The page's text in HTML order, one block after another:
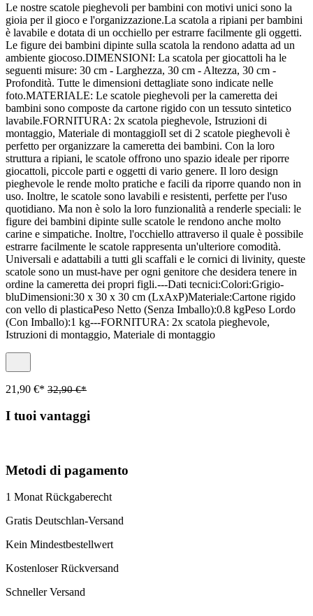
Le nostre scatole pieghevoli per bambini con motivi unici sono la
gioia per il gioco e l'organizzazione.La scatola a ripiani per bambini
è lavabile e dotata di un occhiello per estrarre facilmente gli oggetti.
Le figure dei bambini dipinte sulla scatola la rendono adatta ad un
ambiente giocoso.DIMENSIONI: La scatola per giocattoli ha le
seguenti misure: 30 cm - Larghezza, 30 cm - Altezza, 30 cm -
Profondità. Tutte le dimensioni dettagliate sono indicate nelle
foto.MATERIALE: Le scatole pieghevoli per la cameretta dei
bambini sono composte da cartone rigido con un tessuto sintetico
lavabile.FORNITURA: 2x scatola pieghevole, Istruzioni di
montaggio, Materiale di montaggioIl set di 2 scatole pieghevoli è
perfetto per organizzare la cameretta dei bambini. Con la loro
struttura a ripiani, le scatole offrono uno spazio ideale per riporre
giocattoli, piccole parti e oggetti di vario genere. Il loro design
pieghevole le rende molto pratiche e facili da riporre quando non in
uso. Inoltre, le scatole sono lavabili e resistenti, perfette per l'uso
quotidiano. Ma non è solo la loro funzionalità a renderle speciali: le
figure dei bambini dipinte sulle scatole le rendono anche molto
carine e simpatiche. Inoltre, l'occhiello attraverso il quale è possibile
estrarre facilmente le scatole rappresenta un'ulteriore comodità.
Universali e adattabili a tutti gli scaffali e le cornici di livinity, queste
scatole sono un must-have per ogni genitore che desidera tenere in
ordine la cameretta dei propri figli.---Dati tecnici:Colori:Grigio-
bluDimensioni:30 x 30 x 30 cm (LxAxP)Materiale:Cartone rigido
con vello di plasticaPeso Netto (Senza Imballo):0.8 kgPeso Lordo
(Con Imballo):1 kg---FORNITURA: 2x scatola pieghevole,
Istruzioni di montaggio, Materiale di montaggio
21,90 €* 32,90 €*
I tuoi vantaggi
Metodi di pagamento
1 Monat Rückgaberecht
Gratis Deutschlan-Versand
Kein Mindestbestellwert
Kostenloser Rückversand
Schneller Versand